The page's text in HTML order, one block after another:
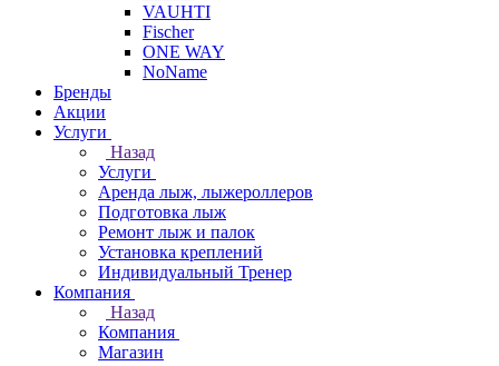
VAUHTI
Fischer
ONE WAY
NoName
Бренды
Акции
Услуги
Назад
Услуги
Аренда лыж, лыжероллеров
Подготовка лыж
Ремонт лыж и палок
Установка креплений
Индивидуальный Тренер
Компания
Назад
Компания
Магазин